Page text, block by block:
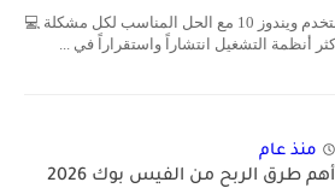
أهم 20 مشكلة قد تواجه مستخدم ويندوز 10 مع الحل المناسب لكل مشكلة 💻
منذ عام
أهم طرق الربح من الفيس بوك 2026